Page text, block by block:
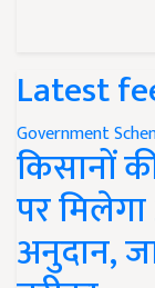
Latest
Government
किसानों
पर
अनुदान,